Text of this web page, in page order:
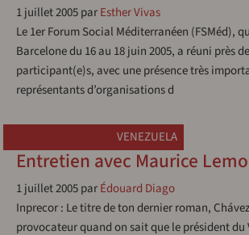
1 juillet 2005parEsther Vivas
Le 1er Forum Social Méditerranéen (FSMéd),
Barcelone du 16 au 18 juin 2005, a réuni près
participant(e)s, avec une présence très
représentants d’organisations d
VENEZUELA
Entretien avec Maurice
1 juillet 2005parÉdouard Diago
Inprecor : Le titre de ton dernier roman,
provocateur quand on sait que le président du